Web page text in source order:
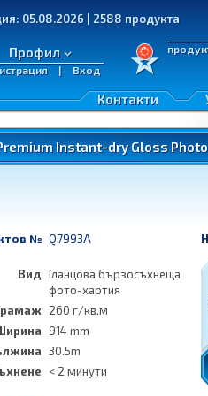
| 2588 продукта
Профил
| Вход
Контакти
Instant-dry Gloss
№ Q7993A
Вид Гланцова бързосъхнеща
фото-хартия
260 г/кв.м
914 mm
30.5m
< 2 минути